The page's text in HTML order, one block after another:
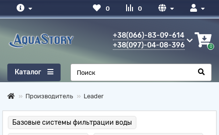
0
0
+38(066)-83-09-614
+38(097)-04-08-396
0
Каталог
Производитель Leader
Базовые системы фильтрации воды